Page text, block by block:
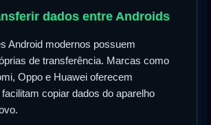
dados entre Androids
Android modernos possuem
de transferência. Marcas como
Oppo e Huawei oferecem
copiar dados do aparelho